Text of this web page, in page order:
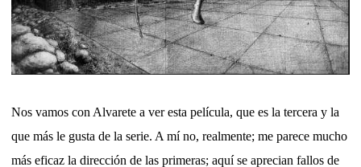
Nos vamos con Alvarete a ver esta película, que es la tercera y la
que más le gusta de la serie. A mí no, realmente; me parece mucho
más eficaz la dirección de las primeras; aquí se aprecian fallos de